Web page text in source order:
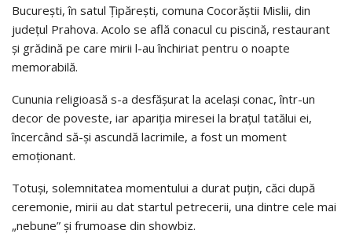
București, în satul Țipărești, comuna Cocorăștii Mislii, din
județul Prahova. Acolo se află conacul cu piscină, restaurant
și grădină pe care mirii l-au închiriat pentru o noapte
memorabilă.
Cununia religioasă s-a desfășurat la același conac, într-un
decor de poveste, iar apariția miresei la brațul tatălui ei,
încercând să-și ascundă lacrimile, a fost un moment
emoționant.
Totuși, solemnitatea momentului a durat puțin, căci după
ceremonie, mirii au dat startul petrecerii, una dintre cele mai
„nebune” și frumoase din showbiz.